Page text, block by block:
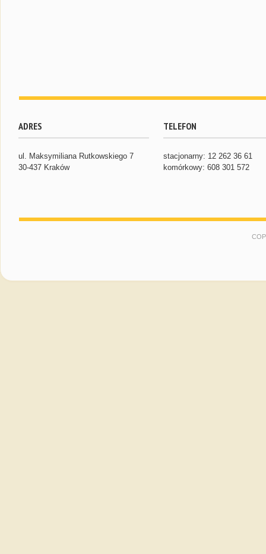
ADRES
ul. Maksymiliana Rutkowskiego 7
30-437 Kraków
TELEFON
stacjonarny: 12 262 36 61
komórkowy: 608 301 572